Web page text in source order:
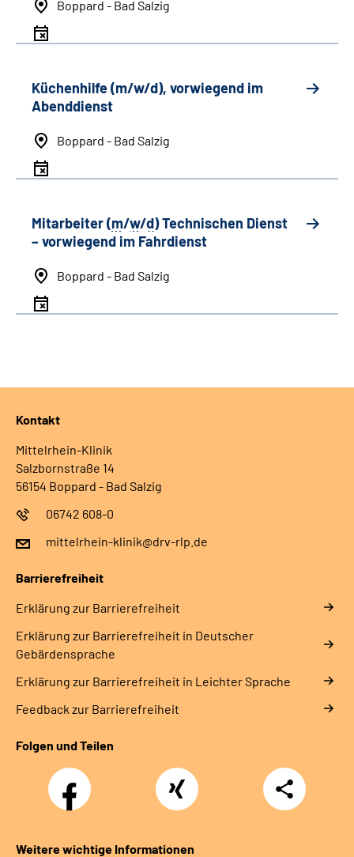
Boppard - Bad Salzig
Küchenhilfe (m/w/d), vorwiegend im
Abenddienst
Boppard - Bad Salzig
Mitarbeiter (m/w/d) Technischen Dienst
– vorwiegend im Fahrdienst
Boppard - Bad Salzig
Kontakt
Mittelrhein-Klinik
Salzbornstraße 14
56154 Boppard - Bad Salzig
06742 608-0
mittelrhein-klinik@drv-rlp.de
Barrierefreiheit
Erklärung zur Barrierefreiheit
Erklärung zur Barrierefreiheit in Deutscher
Gebärdensprache
Erklärung zur Barrierefreiheit in Leichter Sprache
Feedback zur Barrierefreiheit
Folgen und Teilen
Facebook Xing
Teilen
Weitere wichtige Informationen